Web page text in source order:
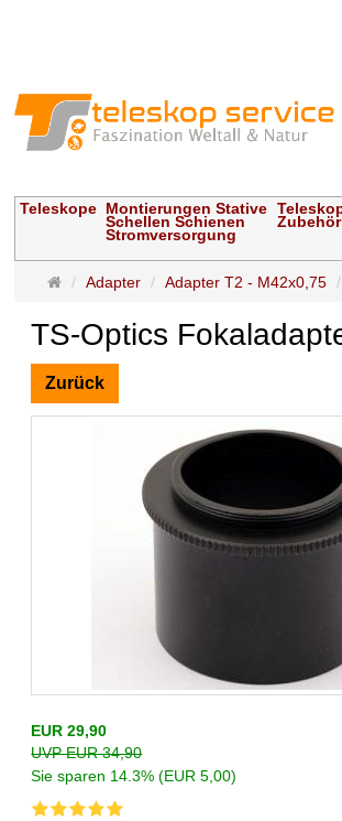
Teleskope Montierungen Stative
Schellen Schienen
Stromversorgung
Zubehör
Startseite
Adapter Adapter T2 - M42x0,75
TS-Optics
Zurück
EUR 29,90
UVP EUR 34,90
Sie sparen 14.3% (EUR 5,00)